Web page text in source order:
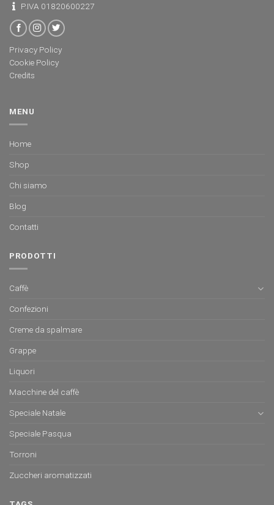
P.IVA 01820600227
Privacy Policy
Cookie Policy
Credits
MENU
Home
Shop
Chi siamo
Blog
Contatti
PRODOTTI
Caffè
Confezioni
Creme da spalmare
Grappe
Liquori
Macchine del caffè
Speciale Natale
Speciale Pasqua
Torroni
Zuccheri aromatizzati